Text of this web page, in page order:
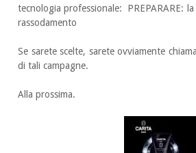
tecnologia professionale: PREPARARE:
rassodamento
Se sarete scelte, sarete ovviamente
di tali campagne.
Alla prossima.